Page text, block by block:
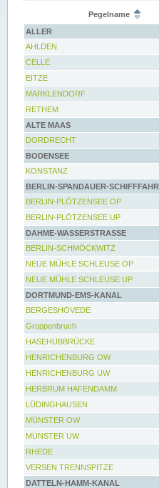
Pegelname
ALLER
AHLDEN
CELLE
EITZE
MARKLENDORF
RETHEM
ALTE MAAS
DORDRECHT
BODENSEE
KONSTANZ
BERLIN-SPANDAUER-
BERLIN-PLÖTZENSEE OP
BERLIN-PLÖTZENSEE UP
DAHME-WASSERSTRASSE
BERLIN-SCHMÖCKWITZ
NEUE MÜHLE SCHLEUSE OP
NEUE MÜHLE SCHLEUSE UP
DORTMUND-EMS-KANAL
BERGESHÖVEDE
Groppenbruch
HASEHUBBRÜCKE
HENRICHENBURG OW
HENRICHENBURG UW
HERBRUM HAFENDAMM
LÜDINGHAUSEN
MÜNSTER OW
MÜNSTER UW
RHEDE
VERSEN TRENNSPITZE
DATTELN-HAMM-KANAL